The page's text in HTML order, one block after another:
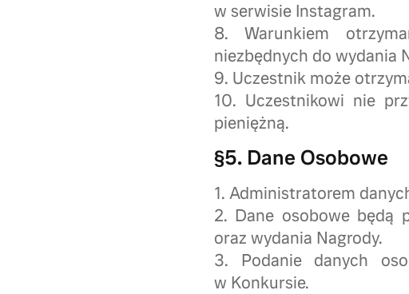
w serwisie Instagram.
8. Warunkiem
niezbędnych do wydania
9. Uczestnik może
10. Uczestnikowi nie
pieniężną.
§5. Dane Osobowe
1. Administratorem
2. Dane osobowe będą
oraz wydania Nagrody.
3. Podanie danych
w Konkursie.